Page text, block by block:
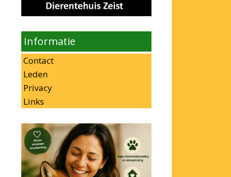
Informatie
Contact
Leden
Privacy
Links